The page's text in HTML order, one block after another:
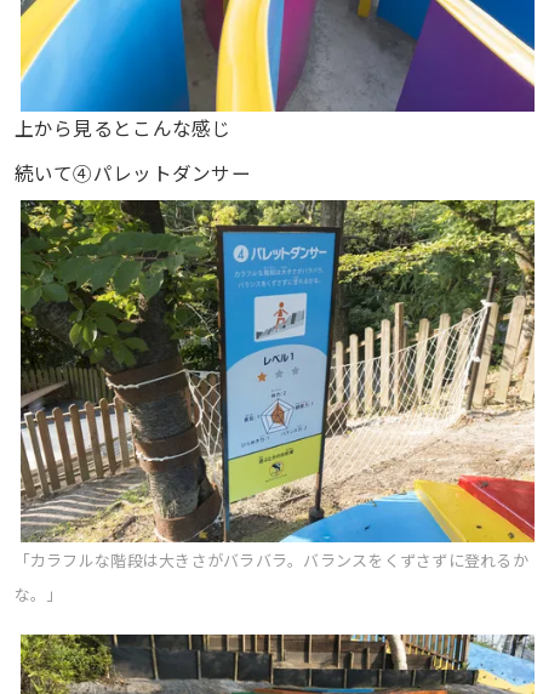
上から見るとこんな感じ
続いて④パレットダンサー
「カラフルな階段は大きさがバラバラ。バランスをくずさずに登れるか
な。」